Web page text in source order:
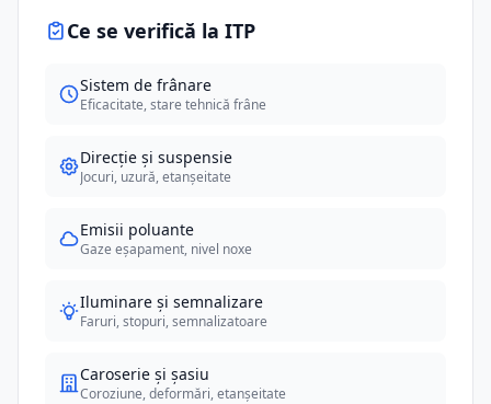
Ce se verifică la ITP
Sistem de frânare
Eficacitate, stare tehnică frâne
Direcție și suspensie
Jocuri, uzură, etanșeitate
Emisii poluante
Gaze eșapament, nivel noxe
Iluminare și semnalizare
Faruri, stopuri, semnalizatoare
Caroserie și șasiu
Coroziune, deformări, etanșeitate